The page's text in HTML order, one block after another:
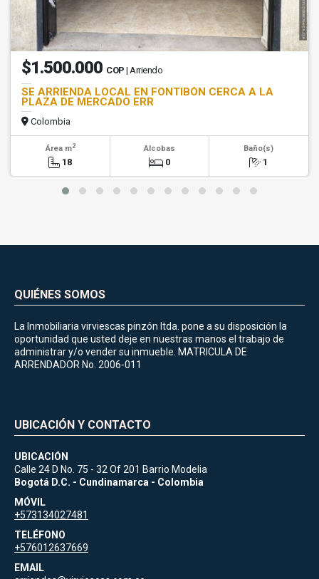
$1.500.000 COP | Arriendo
SE ARRIENDA LOCAL EN FONTIBÓN CERCA A LA
PLAZA DE MERCADO ERR
Colombia
Área m2
18
Alcobas
0
Baño(s)
1
QUIÉNES SOMOS
La Inmobiliaria virviescas pinzón ltda. pone a su disposición la
oportunidad que usted deje en nuestras manos el trabajo de
administrar y/o vender su inmueble. MATRICULA DE
ARRENDADOR No. 2006-011
UBICACIÓN Y CONTACTO
UBICACIÓN
Calle 24 D No. 75 - 32 Of 201 Barrio Modelia
Bogotá D.C. - Cundinamarca - Colombia
MÓVIL
+573134027481
TELÉFONO
+576012637669
EMAIL